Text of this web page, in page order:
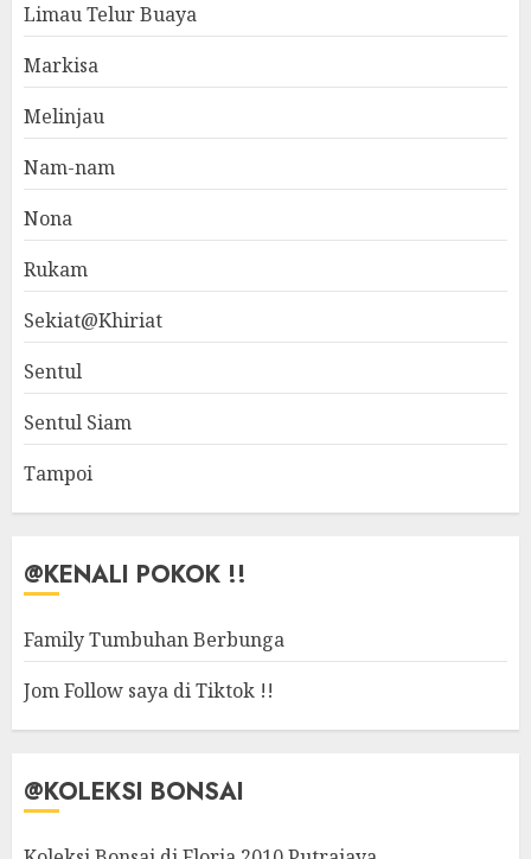
Limau Telur Buaya
Markisa
Melinjau
Nam-nam
Nona
Rukam
Sekiat@Khiriat
Sentul
Sentul Siam
Tampoi
@KENALI POKOK !!
Family Tumbuhan Berbunga
Jom Follow saya di Tiktok !!
@KOLEKSI BONSAI